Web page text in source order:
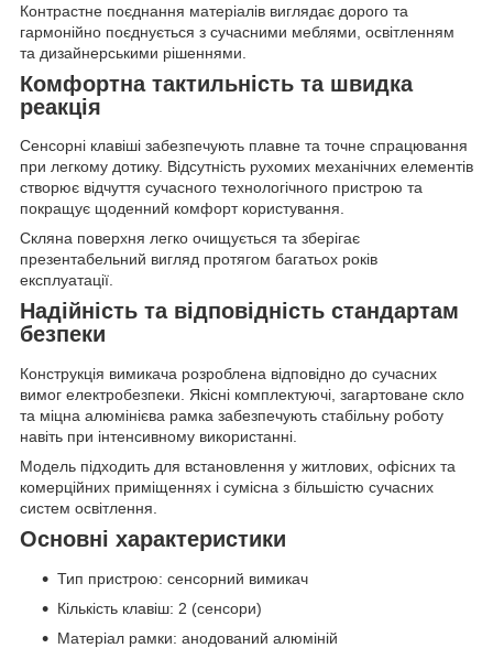
Контрастне поєднання матеріалів виглядає дорого та
гармонійно поєднується з сучасними меблями, освітленням
та дизайнерськими рішеннями.
Комфортна тактильність та швидка
реакція
Сенсорні клавіші забезпечують плавне та точне спрацювання
при легкому дотику. Відсутність рухомих механічних елементів
створює відчуття сучасного технологічного пристрою та
покращує щоденний комфорт користування.
Скляна поверхня легко очищується та зберігає
презентабельний вигляд протягом багатьох років
експлуатації.
Надійність та відповідність стандартам
безпеки
Конструкція вимикача розроблена відповідно до сучасних
вимог електробезпеки. Якісні комплектуючі, загартоване скло
та міцна алюмінієва рамка забезпечують стабільну роботу
навіть при інтенсивному використанні.
Модель підходить для встановлення у житлових, офісних та
комерційних приміщеннях і сумісна з більшістю сучасних
систем освітлення.
Основні характеристики
Тип пристрою: сенсорний вимикач
Кількість клавіш: 2 (сенсори)
Матеріал рамки: анодований алюміній